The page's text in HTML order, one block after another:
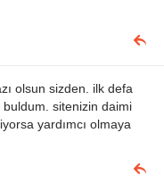
olsun sizden. ilk defa
sitenizin daimi
yardımcı olmaya